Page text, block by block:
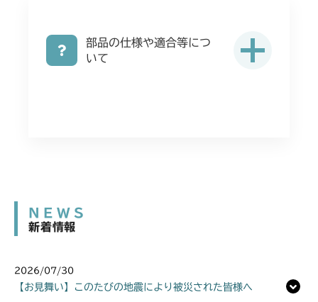
フロントデフ FIG4 ナックル
ミッション FIG1 ケース
CMX2508YC/YCS
部品の仕様や適合等につ
いて
NEWS
新着情報
2026/07/30
【お見舞い】このたびの地震により被災された皆様へ